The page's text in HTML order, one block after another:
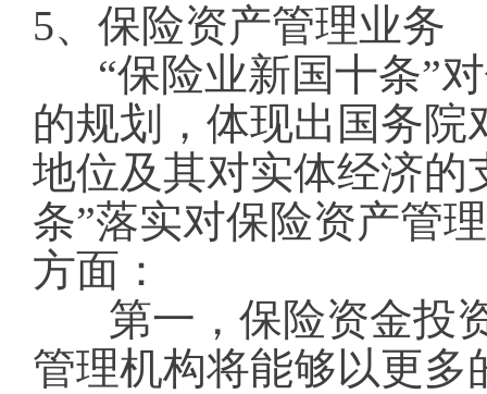
5、保险资产管理业务
“保险业新国十条”
的规划，体现出国务
地位及其对实体经济的
条”落实对保险资产管
方面：
第一，保险资金投
管理机构将能够以更